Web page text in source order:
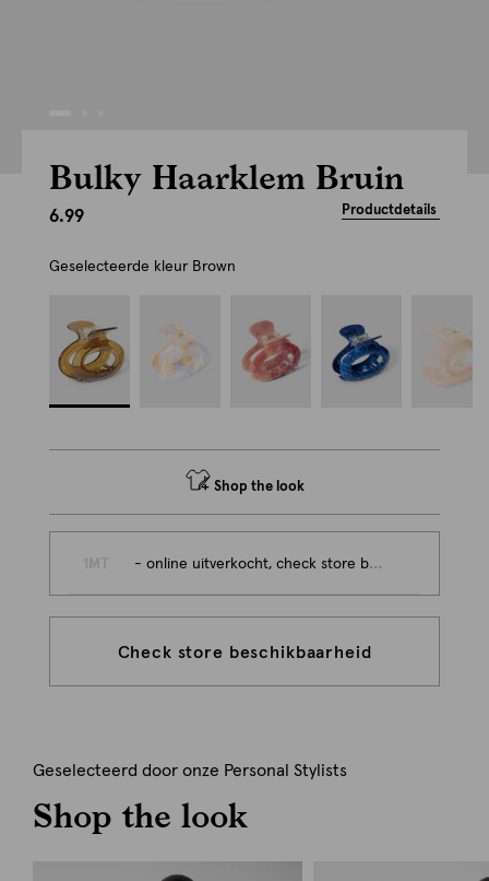
Bulky Haarklem Bruin
6.99 Productdetails
Geselecteerde kleur Brown
Shop the look
- online uitverkocht, check store beschikbaarheid
Check store beschikbaarheid
Geselecteerd door onze Personal Stylists
Shop the look